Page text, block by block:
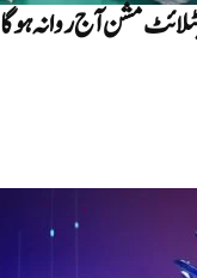
مشن آج روانہ ہوگا